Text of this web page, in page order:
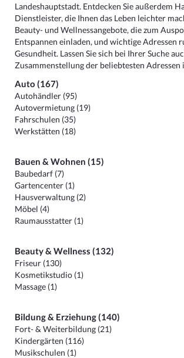
Landeshauptstadt. Entdecken Sie außerdem
Dienstleister, die Ihnen das Leben leichter
Beauty- und Wellnessangebote, die zum
Entspannen einladen, und wichtige Adressen
Gesundheit. Lassen Sie sich bei Ihrer Suche
Zusammenstellung der beliebtesten Adressen
Auto (167)
Autohändler (95)
Autovermietung (19)
Fahrschulen (35)
Werkstätten (18)
Bauen & Wohnen (15)
Baubedarf (7)
Gartencenter (1)
Hausverwaltung (2)
Möbel (4)
Raumausstatter (1)
Beauty & Wellness (132)
Friseur (130)
Kosmetikstudio (1)
Massage (1)
Bildung & Erziehung (140)
Fort- & Weiterbildung (21)
Kindergärten (116)
Musikschulen (1)